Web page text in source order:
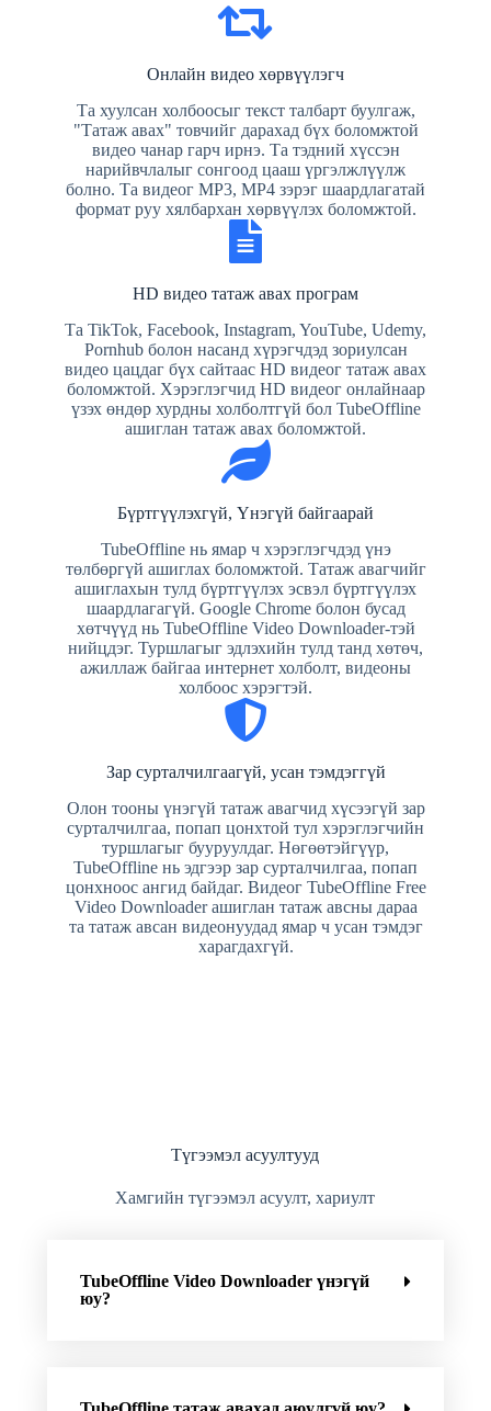
Онлайн видео хөрвүүлэгч
Та хуулсан холбоосыг текст талбарт буулгаж,
"Татаж авах" товчийг дарахад бүх боломжтой
видео чанар гарч ирнэ. Та тэдний хүссэн
нарийвчлалыг сонгоод цааш үргэлжлүүлж
болно. Та видеог MP3, MP4 зэрэг шаардлагатай
формат руу хялбархан хөрвүүлэх боломжтой.
HD видео татаж авах програм
Та TikTok, Facebook, Instagram, YouTube, Udemy,
Pornhub болон насанд хүрэгчдэд зориулсан
видео цацдаг бүх сайтаас HD видеог татаж авах
боломжтой. Хэрэглэгчид HD видеог онлайнаар
үзэх өндөр хурдны холболтгүй бол TubeOffline
ашиглан татаж авах боломжтой.
Бүртгүүлэхгүй, Үнэгүй байгаарай
TubeOffline нь ямар ч хэрэглэгчдэд үнэ
төлбөргүй ашиглах боломжтой. Татаж авагчийг
ашиглахын тулд бүртгүүлэх эсвэл бүртгүүлэх
шаардлагагүй. Google Chrome болон бусад
хөтчүүд нь TubeOffline Video Downloader-тэй
нийцдэг. Туршлагыг эдлэхийн тулд танд хөтөч,
ажиллаж байгаа интернет холболт, видеоны
холбоос хэрэгтэй.
Зар сурталчилгаагүй, усан тэмдэггүй
Олон тооны үнэгүй татаж авагчид хүсээгүй зар
сурталчилгаа, попап цонхтой тул хэрэглэгчийн
туршлагыг бууруулдаг. Нөгөөтэйгүүр,
TubeOffline нь эдгээр зар сурталчилгаа, попап
цонхноос ангид байдаг. Видеог TubeOffline Free
Video Downloader ашиглан татаж авсны дараа
та татаж авсан видеонуудад ямар ч усан тэмдэг
харагдахгүй.
Түгээмэл асуултууд
Хамгийн түгээмэл асуулт, хариулт
TubeOffline Video Downloader үнэгүй
юу?